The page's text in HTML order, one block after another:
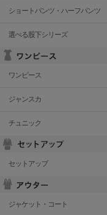
ショートパンツ・ハーフパンツ
選べる股下シリーズ
ワンピース
ジャンスカ
チュニック
セットアップ
ジャケット・コート